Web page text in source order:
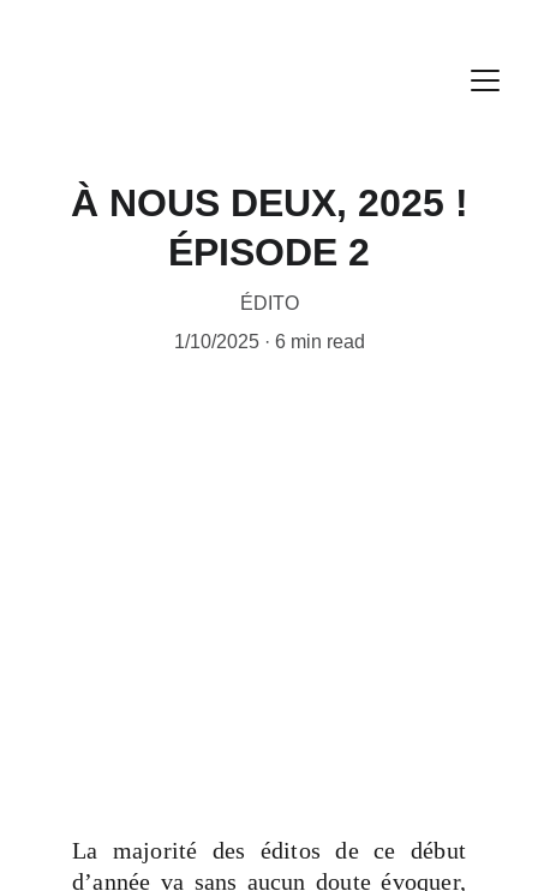
À NOUS DEUX, 2025 !
ÉPISODE 2
ÉDITO
1/10/2025
6 min read
La majorité des éditos de ce début
d’année va sans aucun doute évoquer,